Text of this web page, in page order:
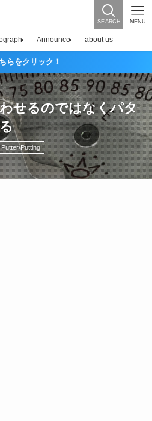
SEARCH MENU
Announce about us
ク！
せるのではなくパタ
Putter/Putting